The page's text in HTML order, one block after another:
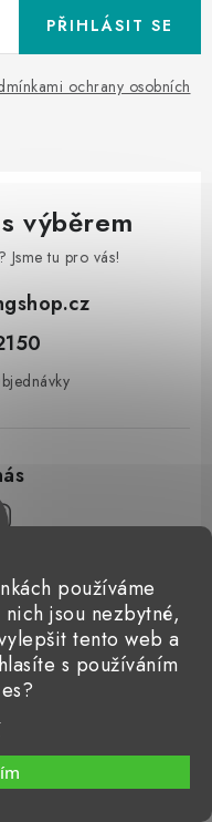
používáme
jsou nezbytné,
tento web a
s používáním
ochrany osobních
PŘIHLÁSIT SE
výběrem
Jsme tu pro vás!
Quartz ValetPRO
práva vyhrazena.